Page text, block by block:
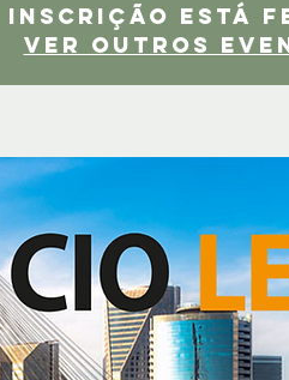
inscrição está
Ver outros